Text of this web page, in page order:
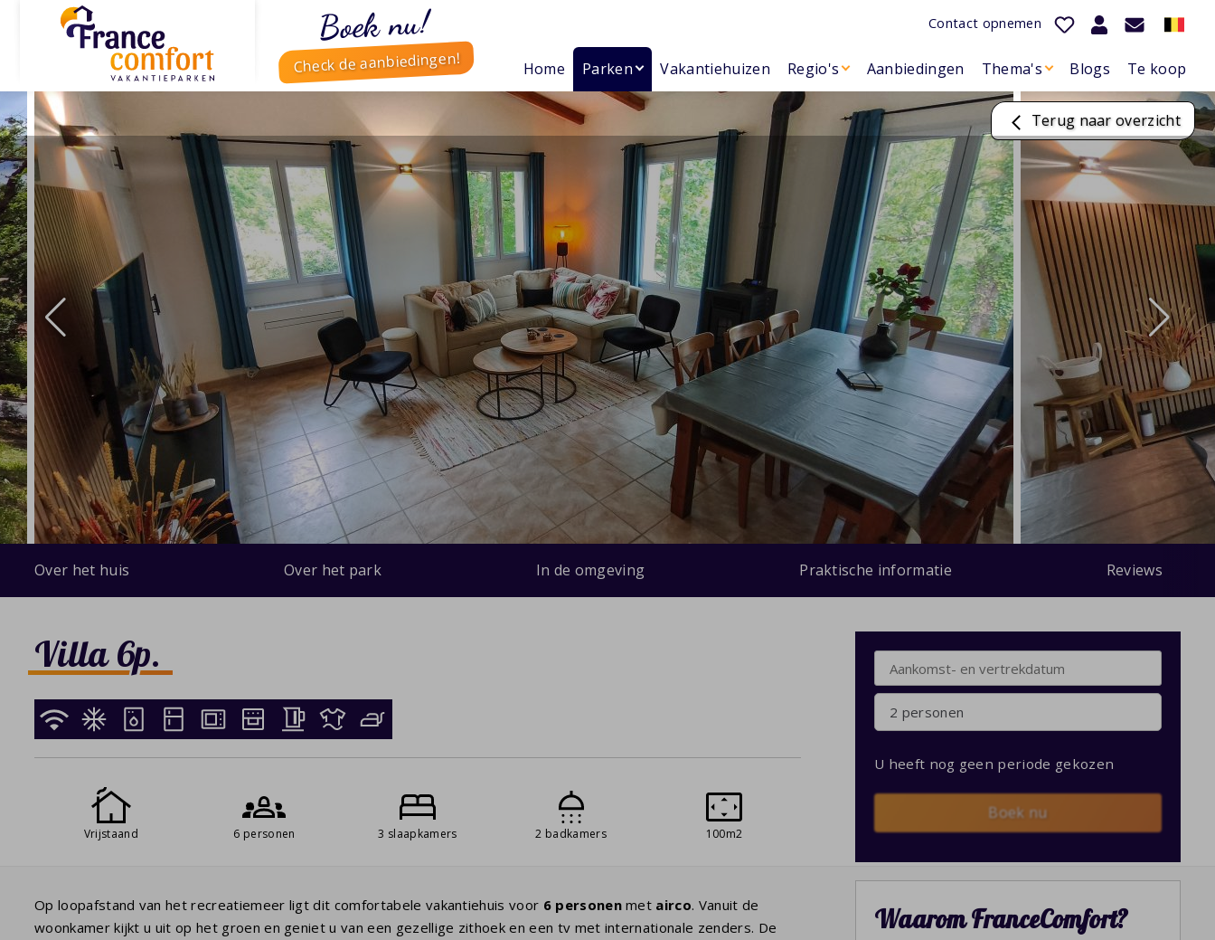
Boek nu!
Check de aanbiedingen!
Contact opnemen
Home Parken Vakantiehuizen Regio's Aanbiedingen Thema's Blogs Te koop
Terug naar overzicht
Over het huis Over het park In de omgeving Praktische informatie Reviews
Villa 6p.
Vrijstaand 6 personen 3 slaapkamers 2 badkamers 100m2
Op loopafstand van het recreatiemeer ligt dit comfortabele vakantiehuis voor 6 personenmet airco. Vanuit de
woonkamer kijkt u uit op het groen en geniet u van een gezellige zithoek en een tv met internationale zenders. De
2 personen
U heeft nog geen periode gekozen
Boek nu
Waarom FranceComfort?